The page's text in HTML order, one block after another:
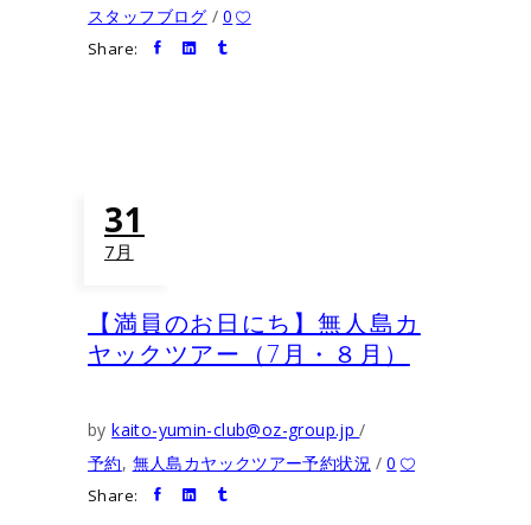
スタッフブログ
0
Share:
31
7月
【満員のお日にち】無人島カ
ヤックツアー（7月・８月）
bykaito-yumin-club@oz-group.jp
予約, 無人島カヤックツアー予約状況 0
Share: